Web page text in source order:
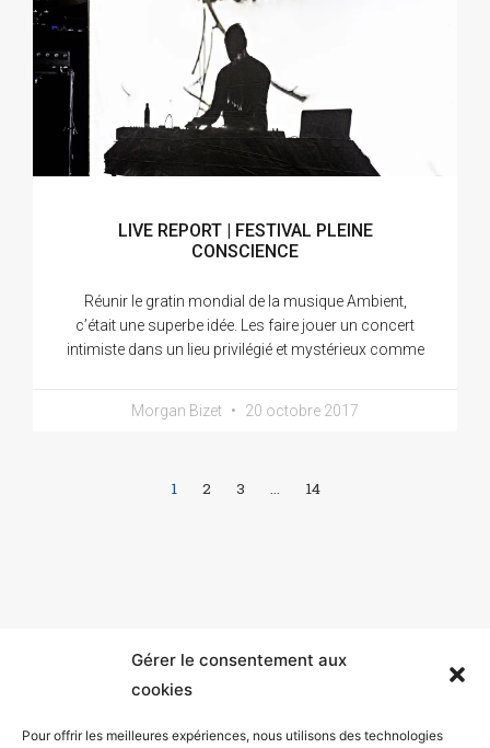
Gérer le consentement aux
cookies
Pour offrir les meilleures expériences, nous utilisons des technologies
LIVE REPORT | FESTIVAL PLEINE
CONSCIENCE
Réunir le gratin mondial de la musique Ambient,
c’était une superbe idée. Les faire jouer un concert
intimiste dans un lieu privilégié et mystérieux comme
Morgan Bizet 20 octobre 2017
1 2 3 … 14